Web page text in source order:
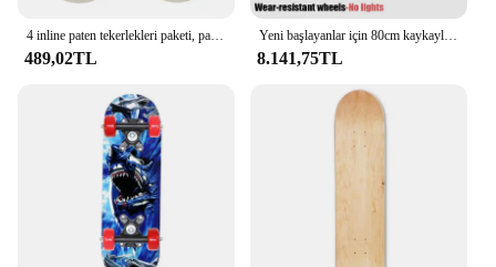
489,02TL
Yeni başlayanlar için 80cm kaykaylar akçaağaç çift tekme içbükey Longboards yetişkinler için kaykay gençler çocuklar Pro komple paten panoları
8.141,75TL